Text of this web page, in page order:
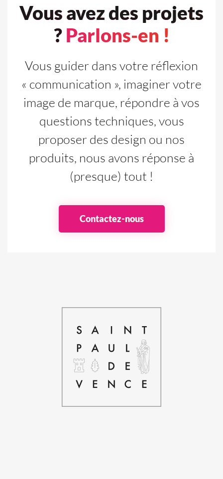
Vous avez des projets
? Parlons-en !
Vous guider dans votre réflexion
« communication », imaginer votre
image de marque, répondre à vos
questions techniques, vous
proposer des design ou nos
produits, nous avons réponse à
(presque) tout !
Contactez-nous